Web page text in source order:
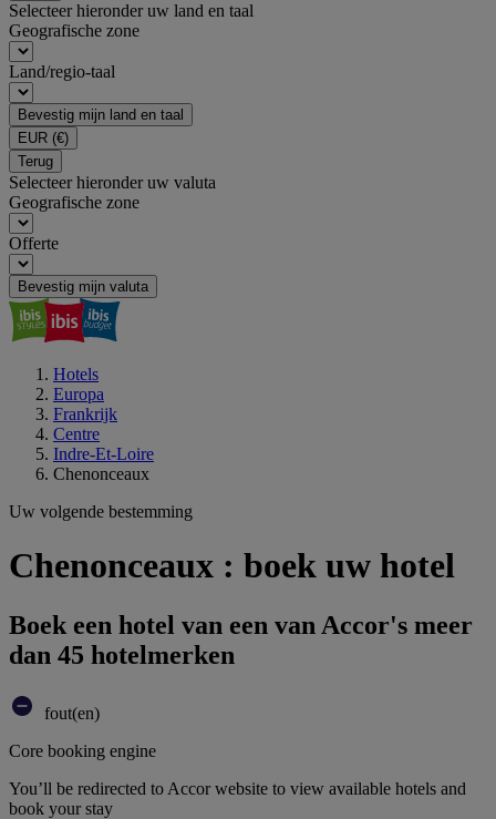
Selecteer hieronder uw land en taal
Geografische zone
Land/regio-taal
Bevestig mijn land en taal
EUR (€)
Terug
Selecteer hieronder uw valuta
Geografische zone
Offerte
Bevestig mijn valuta
Hotels
Europa
Frankrijk
Centre
Indre-Et-Loire
Chenonceaux
Uw volgende bestemming
Chenonceaux : boek uw hotel
Boek een hotel van een van Accor's meer
dan 45 hotelmerken
fout(en)
Core booking engine
You’ll be redirected to Accor website to view available hotels and
book your stay